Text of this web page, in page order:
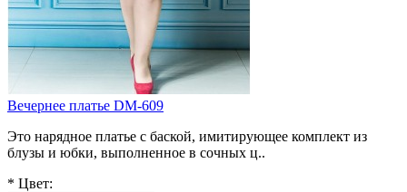
Вечернее платье DM-609
Это нарядное платье с баской, имитирующее комплект из
блузы и юбки, выполненное в сочных ц..
* Цвет: